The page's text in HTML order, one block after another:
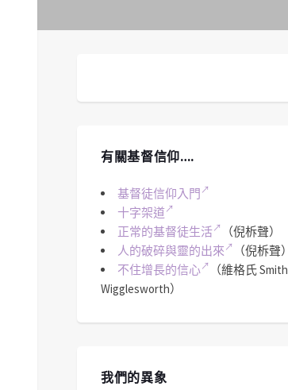
有關基督信仰….
基督徒信仰入門
十字架道
正常的基督徒生活
（倪柝聲）
人的破碎與靈的出來
（倪柝聲）
不住增長的信心
（維格氏 Smith
Wigglesworth）
我們的異象